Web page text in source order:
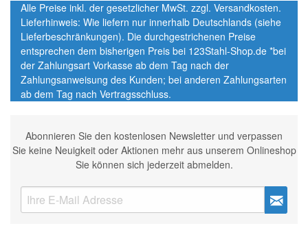
Alle Preise inkl. der gesetzlicher MwSt. zzgl. Versandkosten.
Lieferhinweis: Wie liefern nur innerhalb Deutschlands (siehe
Lieferbeschränkungen). Die durchgestrichenen Preise
entsprechen dem bisherigen Preis bei 123Stahl-Shop.de *bei
der Zahlungsart Vorkasse ab dem Tag nach der
Zahlungsanweisung des Kunden; bei anderen Zahlungsarten
ab dem Tag nach Vertragsschluss.
Abonnieren Sie den kostenlosen Newsletter und verpassen
Sie keine Neuigkeit oder Aktionen mehr aus unserem Onlineshop
Sie können sich jederzeit abmelden.